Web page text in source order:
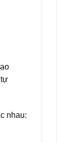
nhau: